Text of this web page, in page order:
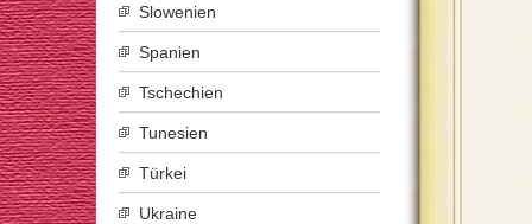
Slowenien
Spanien
Tschechien
Tunesien
Türkei
Ukraine